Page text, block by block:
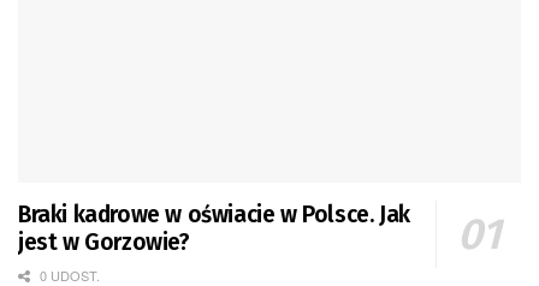
Braki kadrowe w oświacie w Polsce. Jak
jest w Gorzowie?
0 UDOST.